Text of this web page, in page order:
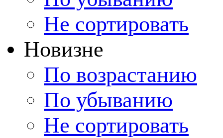
Не сортировать
Новизне
По возрастанию
По убыванию
Не сортировать